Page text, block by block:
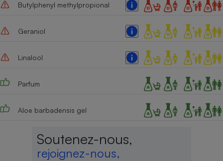
Butylphenyl methylpropional
Geraniol
Linalool
Parfum
Aloe barbadensis gel
Soutenez-nous,
rejoignez-nous,